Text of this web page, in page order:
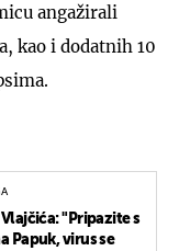
angažirali
kao i dodatnih 10
"Pripazite s
Papuk, virus se